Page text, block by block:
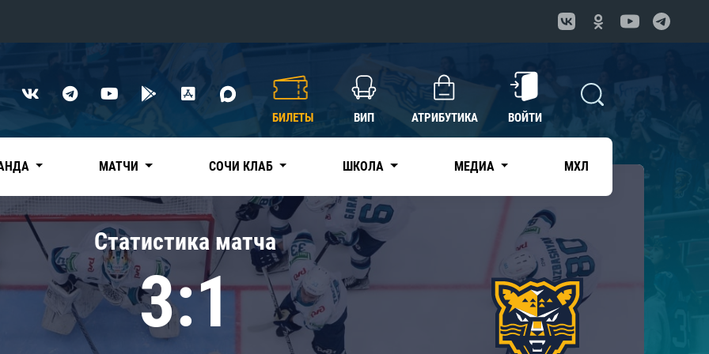
Нефтехимик
Дивизион Чернышева
Авангард
Адмирал
КХЛ
БИЛЕТЫ ВИП АТРИБУТИКА ВОЙТИ
МАТЧИ СОЧИ КЛАБ ШКОЛА МЕДИА МХЛ
Статистика матча
3:1